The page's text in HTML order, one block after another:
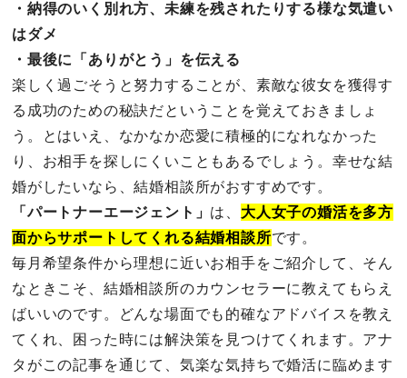
・納得のいく別れ方、未練を残されたりする様な気遣い
はダメ
・最後に「ありがとう」を伝える
楽しく過ごそうと努力することが、素敵な彼女を獲得す
る成功のための秘訣だということを覚えておきましょ
う。とはいえ、なかなか恋愛に積極的になれなかった
り、お相手を探しにくいこともあるでしょう。幸せな結
婚がしたいなら、結婚相談所がおすすめです。
「パートナーエージェント」 は、 大人女子の婚活を多方
面からサポートしてくれる結婚相談所です。
毎月希望条件から理想に近いお相手をご紹介して、そん
なときこそ、結婚相談所のカウンセラーに教えてもらえ
ばいいのです。どんな場面でも的確なアドバイスを教え
てくれ、困った時には解決策を見つけてくれます。アナ
タがこの記事を通じて、気楽な気持ちで婚活に臨めます